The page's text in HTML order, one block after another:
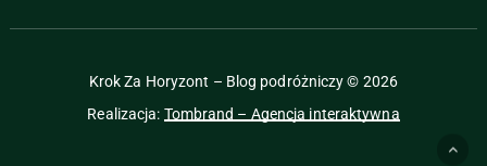
Krok Za Horyzont – Blog podróżniczy © 2026
Realizacja: Tombrand – Agencja interaktywna